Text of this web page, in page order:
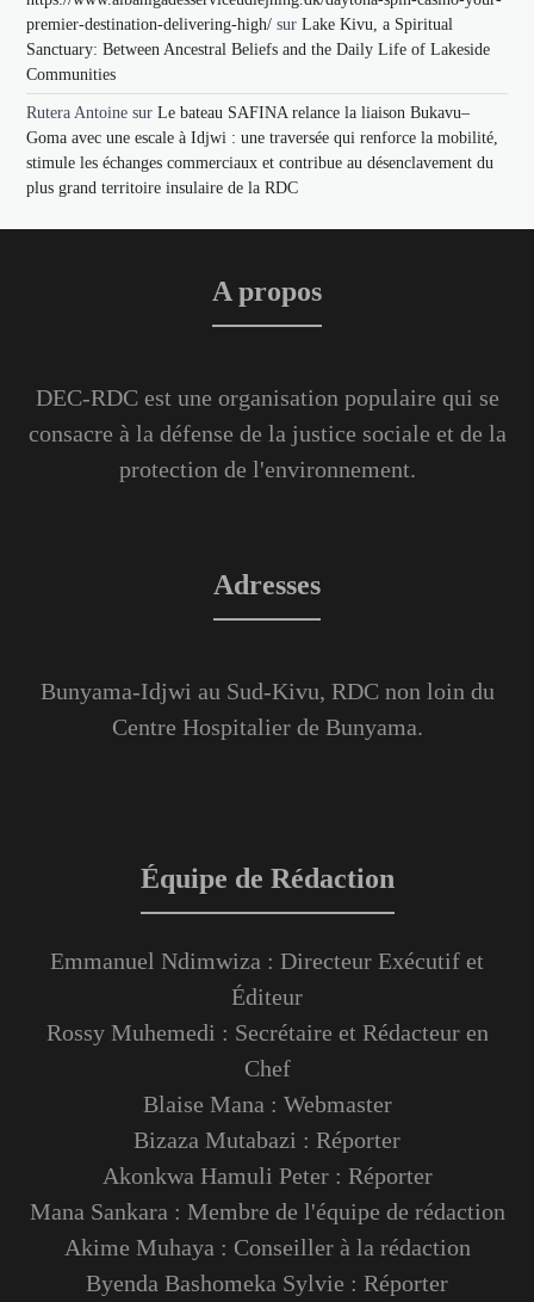
premier-destination-delivering-high/ surLake Kivu, a Spiritual
Sanctuary: Between Ancestral Beliefs and the Daily Life of Lakeside
Communities
Rutera Antoine surLe bateau SAFINA relance la liaison Bukavu–
Goma avec une escale à Idjwi : une traversée qui renforce la mobilité,
stimule les échanges commerciaux et contribue au désenclavement du
plus grand territoire insulaire de la RDC
A propos
DEC-RDC est une organisation populaire qui se
consacre à la défense de la justice sociale et de la
protection de l'environnement.
Adresses
Bunyama-Idjwi au Sud-Kivu, RDC non loin du
Centre Hospitalier de Bunyama.
Équipe de Rédaction
Emmanuel Ndimwiza : Directeur Exécutif et
Éditeur
Rossy Muhemedi : Secrétaire et Rédacteur en
Chef
Blaise Mana : Webmaster
Bizaza Mutabazi : Réporter
Akonkwa Hamuli Peter : Réporter
Mana Sankara : Membre de l'équipe de rédaction
Akime Muhaya : Conseiller à la rédaction
Byenda Bashomeka Sylvie : Réporter